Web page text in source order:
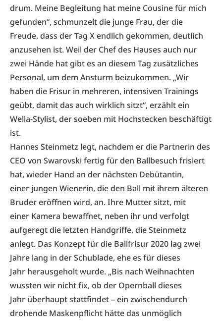
drum. Meine Begleitung hat meine Cousine für mich
gefunden“, schmunzelt die junge Frau, der die
Freude, dass der Tag X endlich gekommen, deutlich
anzusehen ist. Weil der Chef des Hauses auch nur
zwei Hände hat gibt es an diesem Tag zusätzliches
Personal, um dem Ansturm beizukommen. „Wir
haben die Frisur in mehreren, intensiven Trainings
geübt, damit das auch wirklich sitzt“, erzählt ein
Wella-Stylist, der soeben mit Hochstecken beschäftigt
ist.
Hannes Steinmetz legt, nachdem er die Partnerin des
CEO von Swarovski fertig für den Ballbesuch frisiert
hat, wieder Hand an der nächsten Debütantin,
einer jungen Wienerin, die den Ball mit ihrem älteren
Bruder eröffnen wird, an. Ihre Mutter sitzt, mit
einer Kamera bewaffnet, neben ihr und verfolgt
aufgeregt die letzten Handgriffe, die Steinmetz
anlegt. Das Konzept für die Ballfrisur 2020 lag zwei
Jahre lang in der Schublade, ehe es für dieses
Jahr herausgeholt wurde. „Bis nach Weihnachten
wussten wir nicht fix, ob der Opernball dieses
Jahr überhaupt stattfindet – ein zwischendurch
drohende Maskenpflicht hätte das unmöglich